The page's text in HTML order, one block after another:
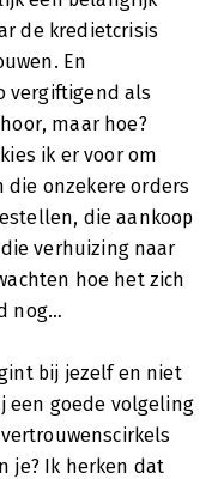
de kredietcrisis
En
vergiftigend als
maar hoe?
ik er voor om
die onzekere orders
die aankoop
verhuizing naar
hoe het zich
nog…
bij jezelf en niet
een goede volgeling
je? Ik herken dat